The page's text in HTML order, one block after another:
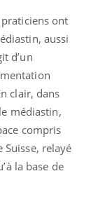
ont
aussi
d’un
clair, dans
médiastin,
compris
Suisse, relayé
la base de